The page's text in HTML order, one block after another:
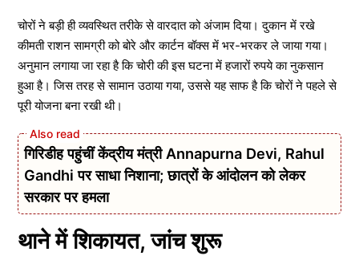
चोरों ने बड़ी ही व्यवस्थित तरीके से वारदात को अंजाम दिया। दुकान में रखे
कीमती राशन सामग्री को बोरे और कार्टन बॉक्स में भर-भरकर ले जाया गया।
अनुमान लगाया जा रहा है कि चोरी की इस घटना में हजारों रुपये का नुकसान
हुआ है। जिस तरह से सामान उठाया गया, उससे यह साफ है कि चोरों ने पहले से
पूरी योजना बना रखी थी।
गिरिडीह पहुंचीं केंद्रीय मंत्री Annapurna Devi, Rahul
Gandhi पर साधा निशाना; छात्रों के आंदोलन को लेकर
सरकार पर हमला
थाने में शिकायत, जांच शुरू